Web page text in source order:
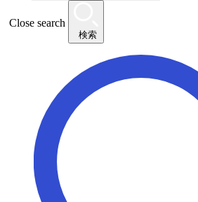
Close search
検索